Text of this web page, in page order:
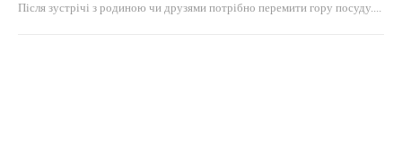
Після зустрічі з родиною чи друзями потрібно перемити гору посуду....